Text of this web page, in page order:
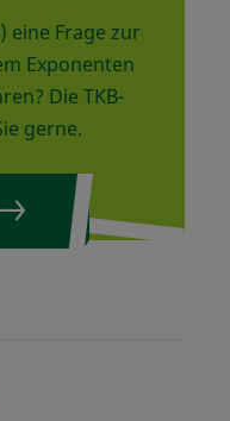
eine Frage zur
Exponenten
Die TKB-
gerne.